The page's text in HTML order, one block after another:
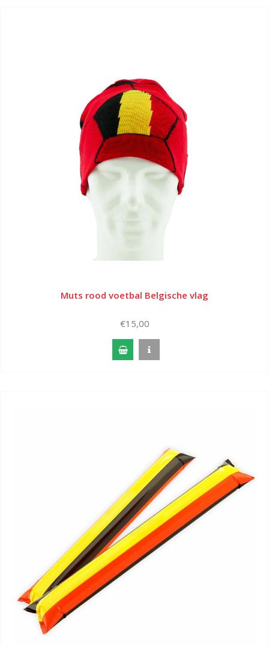
Muts rood voetbal Belgische vlag
€15,00